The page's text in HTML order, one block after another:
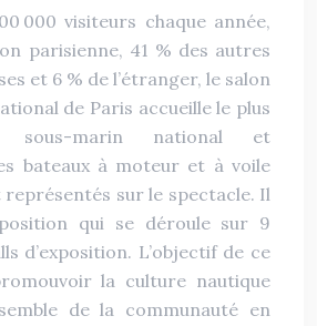
000 visiteurs chaque année,
parisienne, 41 % des autres
et 6 % de l’étranger, le salon
de Paris accueille le plus
sous-marin national et
bateaux à moteur et à voile
sur le spectacle. Il
qui se déroule sur 9
d’exposition. L’objectif de ce
la culture nautique
de la communauté en